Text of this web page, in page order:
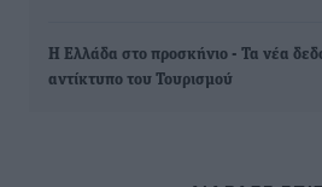
Η Ελλάδα στο προσκήνιο - Τα νέα
αντίκτυπο του Τουρισμού